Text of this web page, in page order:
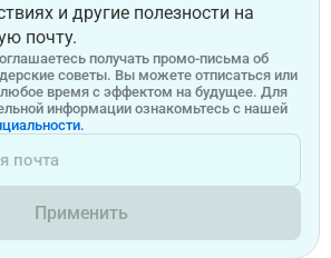
и другие полезности на
почту.
получать промо-письма об
советы. Вы можете отписаться или
любое время с эффектом на будущее. Для
информации ознакомьтесь с нашей
Применить